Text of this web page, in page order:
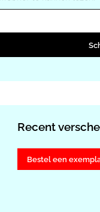
Recent
Bestel een